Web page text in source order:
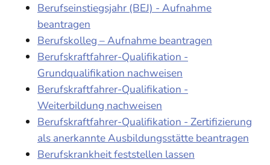
Berufseinstiegsjahr (BEJ) - Aufnahme
beantragen
Berufskolleg – Aufnahme beantragen
Berufskraftfahrer-Qualifikation -
Grundqualifikation nachweisen
Berufskraftfahrer-Qualifikation -
Weiterbildung nachweisen
Berufskraftfahrer-Qualifikation - Zertifizierung
als anerkannte Ausbildungsstätte beantragen
Berufskrankheit feststellen lassen